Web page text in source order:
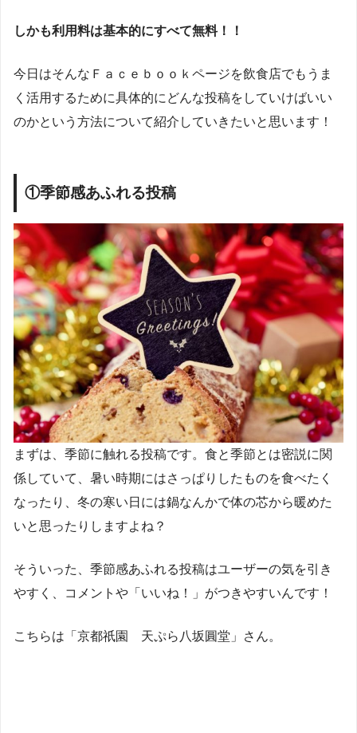
しかも利用料は基本的にすべて無料！！
今日はそんなＦａｃｅｂｏｏｋページを飲食店でもうま
く活用するために具体的にどんな投稿をしていけばいい
のかという方法について紹介していきたいと思います！
①季節感あふれる投稿
まずは、季節に触れる投稿です。食と季節とは密説に関
係していて、暑い時期にはさっぱりしたものを食べたく
なったり、冬の寒い日には鍋なんかで体の芯から暖めた
いと思ったりしますよね？
そういった、季節感あふれる投稿はユーザーの気を引き
やすく、コメントや「いいね！」がつきやすいんです！
こちらは「京都祇園 天ぷら八坂圓堂」さん。